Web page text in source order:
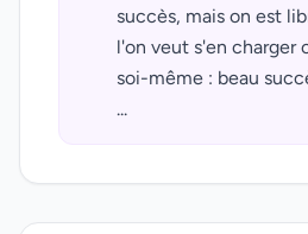
succès, mais on est
l'on veut s'en charger
soi-même : beau
...